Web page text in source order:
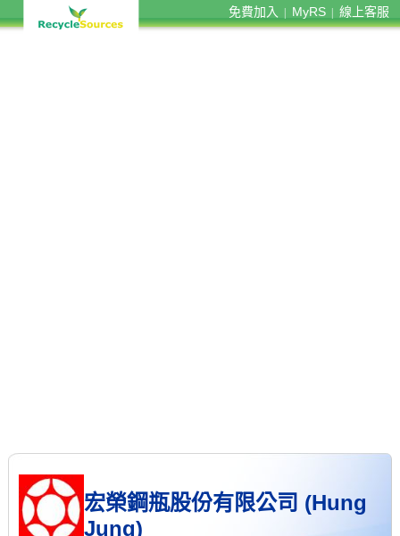
免費加入 MyRS 線上客服
宏榮鋼瓶股份有限公司 (Hung
Jung)